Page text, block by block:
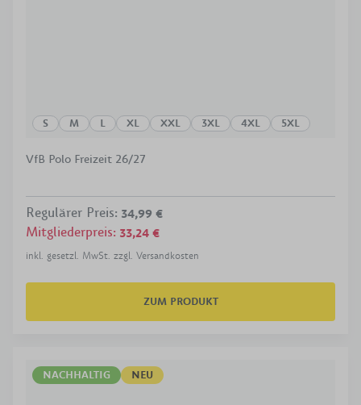
S M L XL XXL 3XL 4XL 5XL
VfB Polo Freizeit 26/27
Regulärer Preis: 34,99 €
Mitgliederpreis: 33,24 €
inkl. gesetzl. MwSt. zzgl. Versandkosten
ZUM PRODUKT
NACHHALTIG NEU